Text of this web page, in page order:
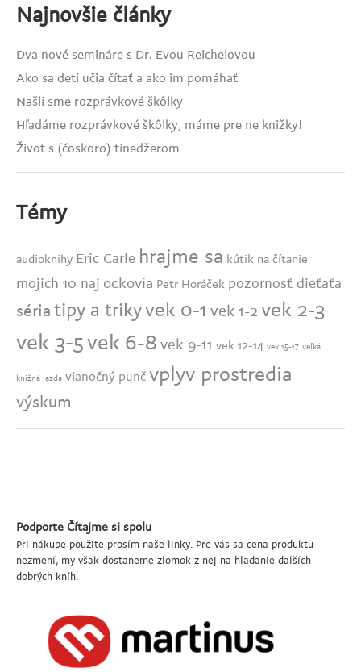
Najnovšie články
Dva nové semináre s Dr. Evou Reichelovou
Ako sa deti učia čítať a ako im pomáhať
Našli sme rozprávkové škôlky
Hľadáme rozprávkové škôlky, máme pre ne knižky!
Život s (čoskoro) tínedžerom
Témy
audioknihy Eric Carle hrajme sa kútik na čítanie
mojich 10 naj ockovia Petr Horáček pozornosť dieťaťa
sériatipy a trikyvek 0-1 vek 1-2vek 2-3
vek 3-5vek 6-8 vek 9-11 vek 12-14 vek 15-17 veľká
knižná jazda vianočný punčvplyv prostredia
výskum
Podporte Čítajme si spolu
Pri nákupe použite prosím naše linky. Pre vás sa cena produktu
nezmení, my však dostaneme zlomok z nej na hľadanie ďalších
dobrých kníh.